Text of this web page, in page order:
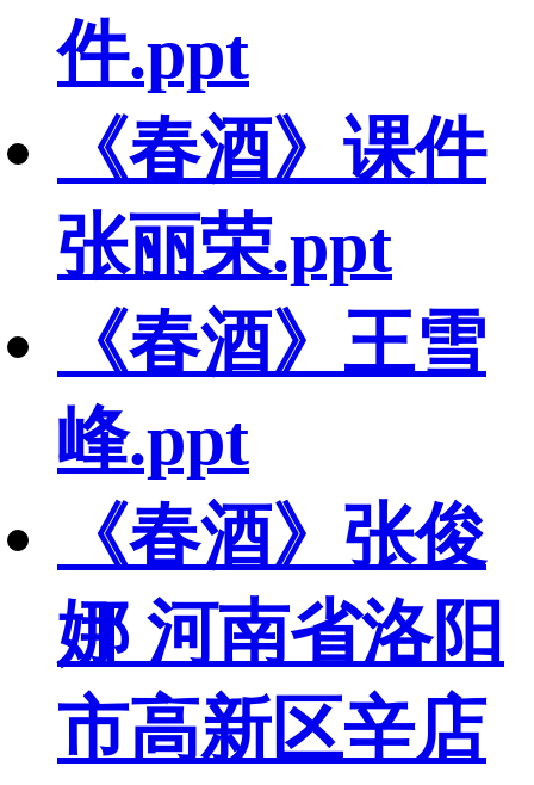
件.ppt
《春酒》课件
张丽荣.ppt
《春酒》王雪
峰.ppt
《春酒》张俊
娜 河南省洛阳
市高新区辛店